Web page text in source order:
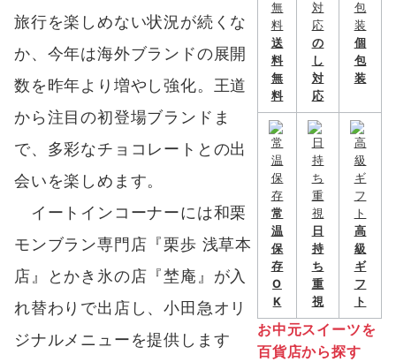
旅行を楽しめない状況が続くな
か、今年は海外ブランドの展開
数を昨年より増やし強化。王道
から注目の初登場ブランドま
で、多彩なチョコレートとの出
会いを楽しめます。
イートインコーナーには和栗
モンブラン専門店『栗歩 浅草本
店』とかき氷の店『埜庵』が入
れ替わりで出店し、小田急オリ
ジナルメニューを提供します
送
料
無
料
の
し
対
応
個
包
装
常
温
保
存
O
K
日
持
ち
重
視
高
級
ギ
フ
ト
お中元スイーツを
百貨店から探す